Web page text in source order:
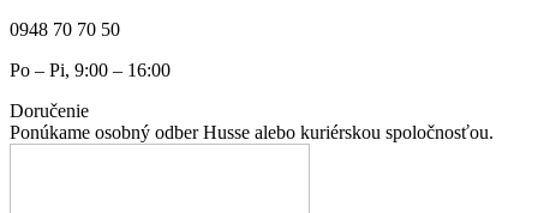
0948 70 70 50
Po – Pi, 9:00 – 16:00
Doručenie
Ponúkame osobný odber Husse alebo kuriérskou spoločnosťou.